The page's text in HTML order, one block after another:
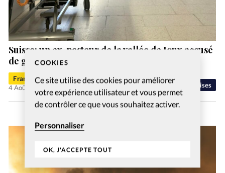
COOKIES
Ce site utilise des cookies pour améliorer
votre expérience utilisateur et vous permet
de contrôler ce que vous souhaitez activer.
Personnaliser
OK, J'ACCEPTE TOUT
Eglises
Suisse: un ex-pasteur de la vallée de Joux accusé
de gestes déplacés
Francis-George Sarpédon
4 Août 2026